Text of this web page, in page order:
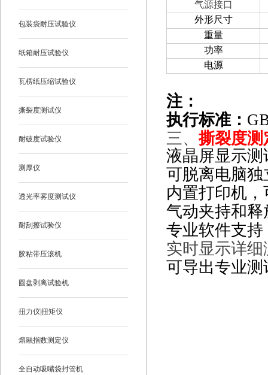
包装袋耐压试验仪
纸箱耐压试验仪
瓦楞纸压缩试验仪
撕裂度测试仪
耐破度试验仪
测厚仪
透光率雾度测试仪
耐刮擦试验仪
胶粘带压滚机
圆盘剥离试验机
扭力仪|扭矩仪
熔融指数测定仪
全自动吸嘴袋封管机
气源接口
外形尺寸
重量
功率
电源
注：
执行标准：
三、撕裂度
液晶屏显示
可脱离电脑
内置打印机
气动夹持和释
专业软件支
实时显示详
可导出专业